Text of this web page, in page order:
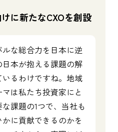
に新たなCXOを創設
な総合力を日本に逆
本が抱える課題の解
るわけですね。地域
は私たち投資家にと
課題の1つで、当社も
に貢献できるのかを